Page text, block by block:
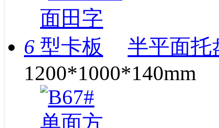
6
半平面托
1200*1000*140mm